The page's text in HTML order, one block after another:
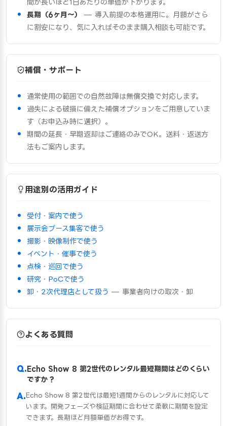
間が長いほど1日あたりの単価が下がります。
長期（6ヶ月〜）
— 導入前提の本格運用に。月額がさら
に割安になり、気に入ればそのまま購入相談も可能です。
補償・サポート
通常使用の範囲での自然故障は無償交換で対応します。
過失による破損に備えた補償オプションをご用意していま
す（お申込み時に選択）。
期間の延長・早期返却はご連絡のみでOK。送料・返送方
法もご案内します。
用途別の活用ガイド
受付・案内で使う
展示会ブース集客で使う
撮影・映像制作で使う
イベント・催事で使う
点検・巡回で使う
研究・PoCで使う
卸・2次代理店として扱う — 事業者向けの取次・卸
よくある質問
Echo Show 8 第2世代のレンタル最短期間はどのくらい
ですか？
Echo Show 8 第2世代は最短1週間からのレンタルに対応して
います。開発フェーズや検証期間に合わせて柔軟に期間を設定
できます。長期ほど月額単価がお得です。